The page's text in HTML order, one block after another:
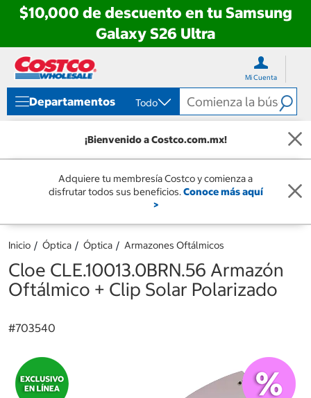
$10,000 de descuento en tu Samsung
Galaxy S26 Ultra
directo
contenido
directo
menú
navegación
Mi Cuenta
Departamentos Todo
¡Bienvenido a Costco.com.mx!
Adquiere tu membresía Costco y comienza a
disfrutar todos sus beneficios.Conoce más aquí
>
Inicio Óptica Óptica Armazones Oftálmicos
Cloe CLE.10013.0BRN.56 Armazón
Oftálmico + Clip Solar Polarizado
#703540